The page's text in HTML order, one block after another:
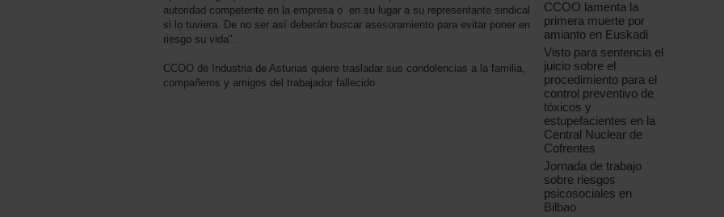
autoridad competente en la empresa o en su lugar a su representante sindical
si lo tuviera. De no ser así deberán buscar asesoramiento para evitar poner en
riesgo su vida".
CCOO de Industria de Asturias quiere trasladar sus condolencias a la familia,
compañeros y amigos del trabajador fallecido
CCOO lamenta la
primera muerte por
amianto en Euskadi
Visto para sentencia el
juicio sobre el
procedimiento para el
control preventivo de
tóxicos y
estupefacientes en la
Central Nuclear de
Cofrentes
Jornada de trabajo
sobre riesgos
psicosociales en
Bilbao